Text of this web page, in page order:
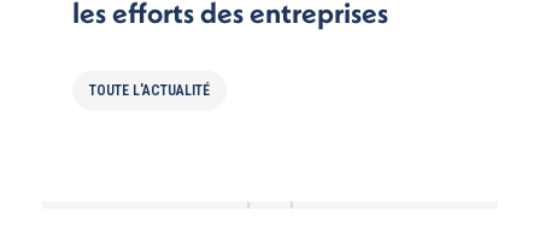
les efforts des entreprises
TOUTE L'ACTUALITÉ